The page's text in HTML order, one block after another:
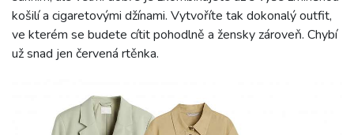
košilí a cigaretovými džínami. Vytvoříte tak dokonalý outfit,
ve kterém se budete cítit pohodlně a žensky zároveň. Chybí
už snad jen červená rtěnka.